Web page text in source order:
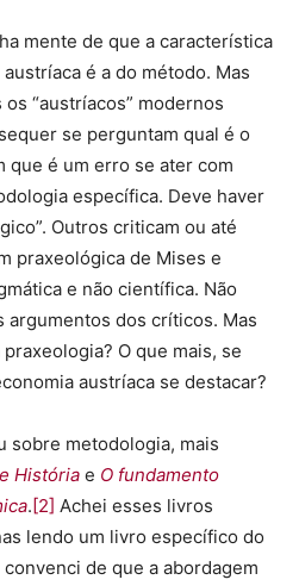
mente de que a característica
é a do método. Mas
“austríacos” modernos
se perguntam qual é o
que é um erro se ater com
específica. Deve haver
Outros criticam ou até
praxeológica de Mises e
e não científica. Não
dos críticos. Mas
O que mais, se
austríaca se destacar?
sobre metodologia, mais
História e O fundamento
.[2] Achei esses livros
lendo um livro específico do
de que a abordagem